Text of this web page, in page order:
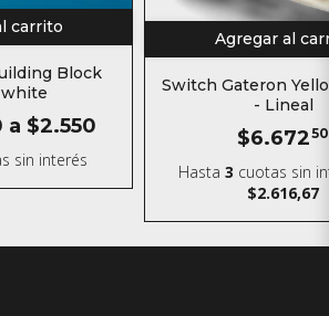
carrito
Block
a $2.550
sin interés
Agregar al
Switch Gateron
- Lineal
$6.67250
Hasta3 cuotas sin
$2.616,67